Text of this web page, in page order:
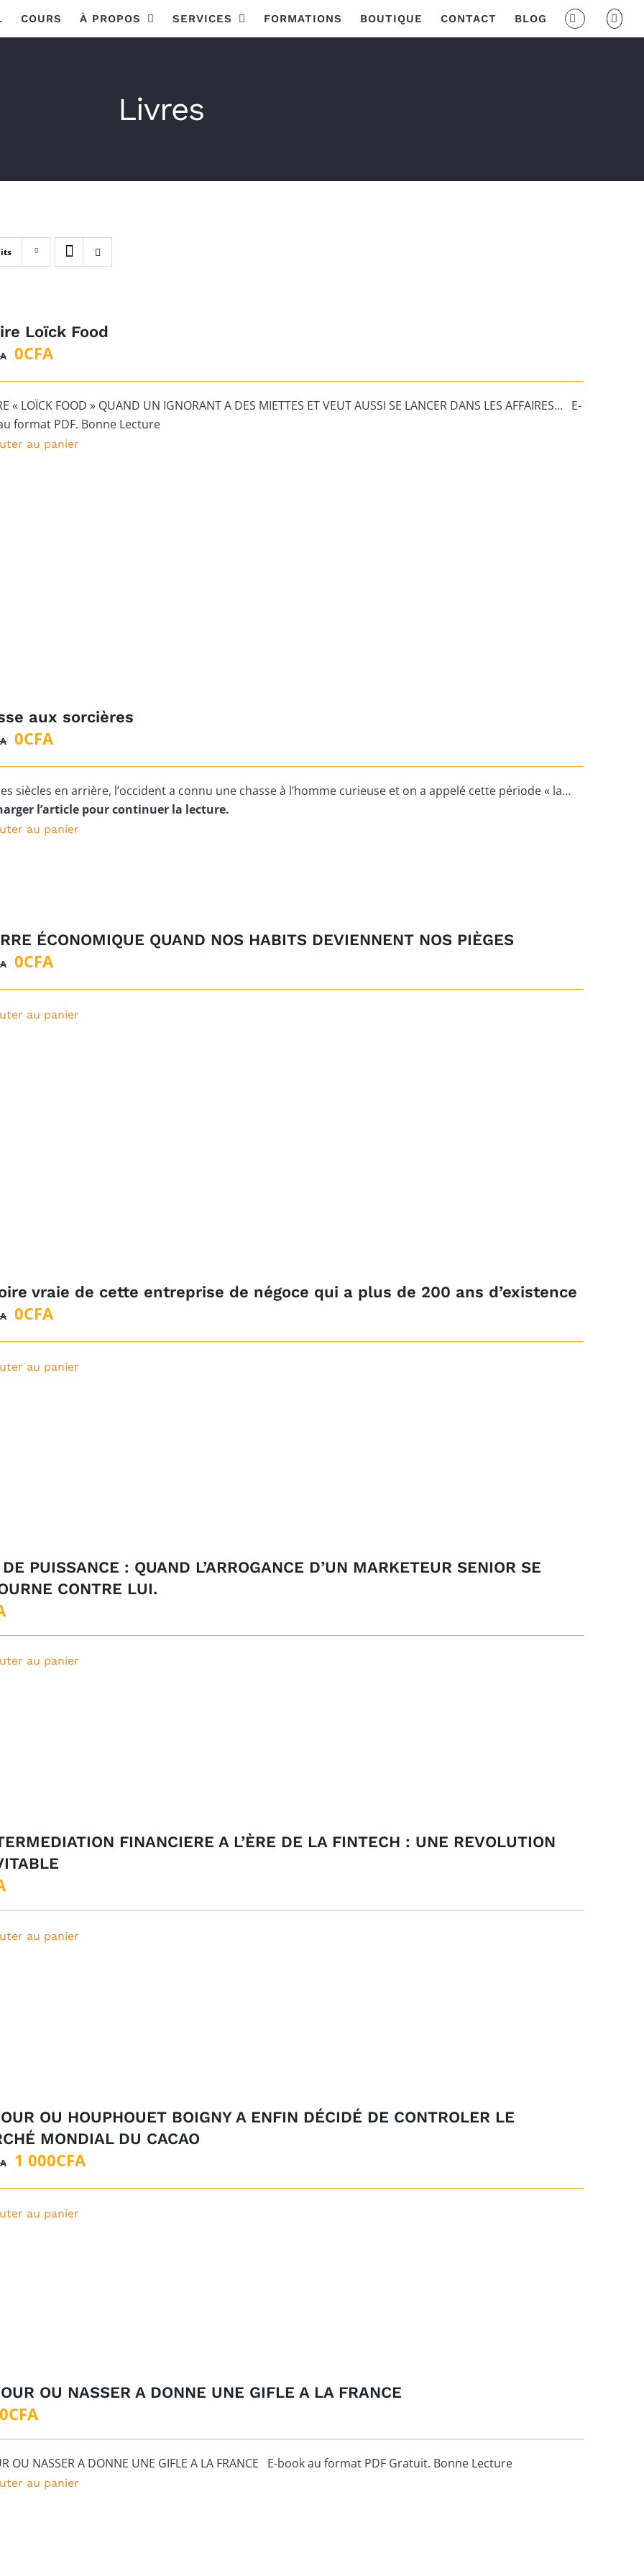
COURS À PROPOS SERVICES FORMATIONS BOUTIQUE CONTACT BLOG
Livres
Loïck Food
Le
initial
était :
1
0CFALe
est :
0CFA.
« LOÏCK FOOD » QUAND UN IGNORANT A DES MIETTES ET VEUT AUSSI SE LANCER DANS LES AFFAIRES... E-
format PDF. Bonne Lecture
au panier
aux sorcières
Le
initial
était :
2
0CFALe
actuel
est :
0CFA.
siècles en arrière, l’occident a connu une chasse à l’homme curieuse et on a appelé cette période « la…
l’article pour continuer la lecture.
au panier
ÉCONOMIQUE QUAND NOS HABITS DEVIENNENT NOS PIÈGES
Le
était :
0CFALe
est :
au panier
vraie de cette entreprise de négoce qui a plus de 200 ans d’existence
Le
était :
0CFALe
est :
au panier
PUISSANCE : QUAND L’ARROGANCE D’UN MARKETEUR SENIOR SE
CONTRE LUI.
au panier
FINANCIERE A L’ÈRE DE LA FINTECH : UNE REVOLUTION
au panier
OU HOUPHOUET BOIGNY A ENFIN DÉCIDÉ DE CONTROLER LE
MONDIAL DU CACAO
Le
était :
1 000CFALe
au panier
OU NASSER A DONNE UNE GIFLE A LA FRANCE
CFA
OU NASSER A DONNE UNE GIFLE A LA FRANCE E-book au format PDF Gratuit. Bonne Lecture
au panier